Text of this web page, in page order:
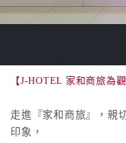
接
跟
訂
HOT
【J-HOTEL 家和商旅為
走進『家和商旅』，親
印象，